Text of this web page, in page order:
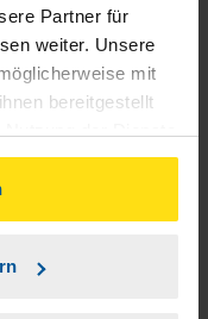
Partner für
weiter. Unsere
mit
bereitgestellt
klicken,
gemäß
einfach